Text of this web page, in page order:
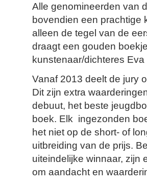
Alle genomineerden van
bovendien een prachtige
alleen de tegel van de
draagt een gouden
kunstenaar/dichteres Eva
Vanaf 2013 deelt de jury
Dit zijn extra
debuut, het beste
boek. Elk ingezonden
het niet op de short- of
uitbreiding van de prijs.
uiteindelijke winnaar, zijn
om aandacht en